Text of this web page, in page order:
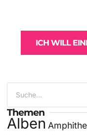
ICH WILL
Themen
Alben